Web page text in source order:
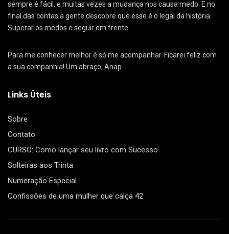
sempre é fácil, e muitas vezes a mudança nos causa medo. E no
final das contas a gente descobre que esse é o legal da história.
Superar os medos e seguir em frente.
Para me conhecer melhor é só me acompanhar. Ficarei feliz com
a sua companhia! Um abraço, Anap.
Links Úteis
Sobre
Contato
CURSO: Como lançar seu livro com Sucesso
Solteiras aos Trinta
Numeração Especial
Confissões de uma mulher que calça 42